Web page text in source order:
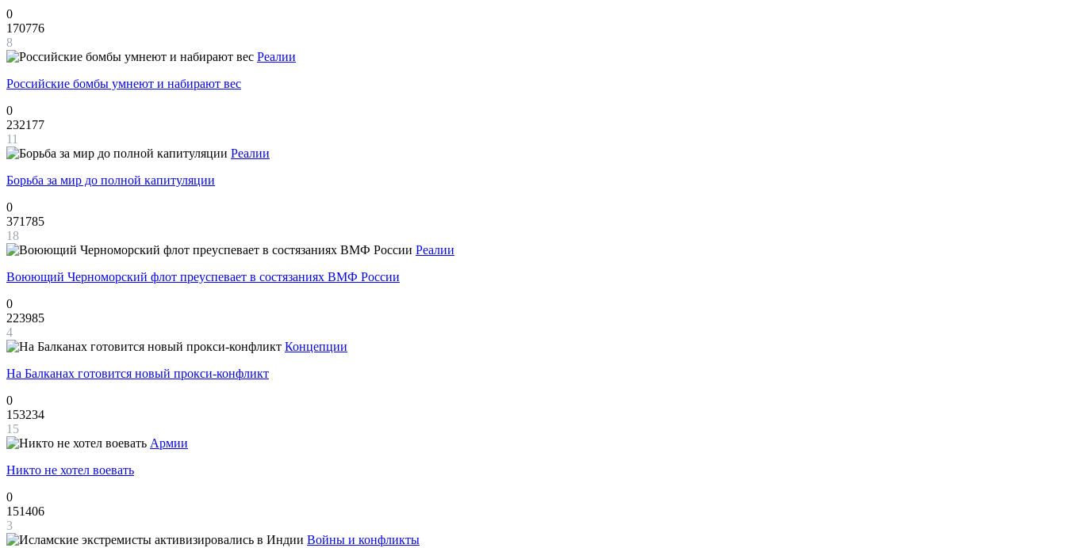
0
170776
8
Реалии
Российские бомбы умнеют и набирают вес
0
232177
11
Реалии
Борьба за мир до полной капитуляции
0
371785
18
Реалии
Воюющий Черноморский флот преуспевает в состязаниях ВМФ России
0
223985
4
Концепции
На Балканах готовится новый прокси-конфликт
0
153234
15
Армии
Никто не хотел воевать
0
151406
3
Войны и конфликты